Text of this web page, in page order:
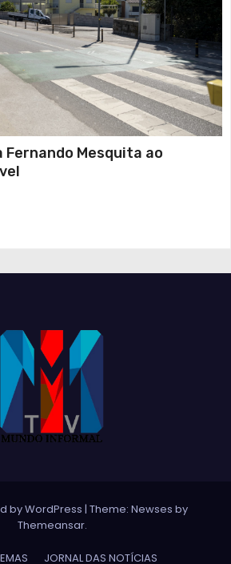
Fernando Mesquita ao
by WordPress | Theme: Newses by
Themeansar.
JORNAL DAS NOTÍCIAS